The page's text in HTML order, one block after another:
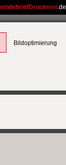
.de
Bildoptimierung